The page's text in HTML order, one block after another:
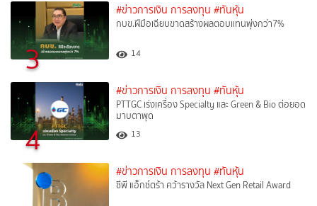
3
#ข่าวการเงิน การลงทุน #ทันหุ้น
กบข.ฝีมือเฉียบขาดสร้างผลตอบแทนพุ่งกว่า7%
14
4
#ข่าวการเงิน การลงทุน #ทันหุ้น
PTTGC เร่งเครื่อง Specialty และ Green & Bio ต่อยอด
มาบตาพุด
13
#ข่าวการเงิน การลงทุน #ทันหุ้น
ซีพี แอ็กซ์ตร้า คว้ารางวัล Next Gen Retail Award